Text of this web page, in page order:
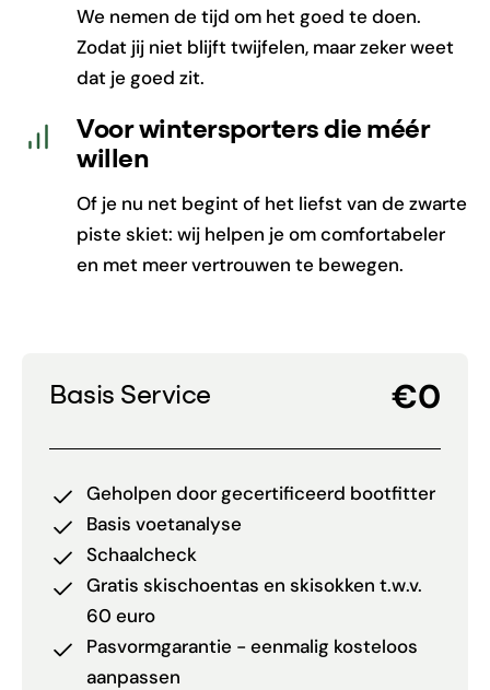
We nemen de tijd om het goed te doen.
Zodat jij niet blijft twijfelen, maar zeker weet
dat je goed zit.
Voor wintersporters die méér
willen
Of je nu net begint of het liefst van de zwarte
piste skiet: wij helpen je om comfortabeler
en met meer vertrouwen te bewegen.
Basis Service €0
Geholpen door gecertificeerd bootfitter
Basis voetanalyse
Schaalcheck
Gratis skischoentas en skisokken t.w.v.
60 euro
Pasvormgarantie - eenmalig kosteloos
aanpassen